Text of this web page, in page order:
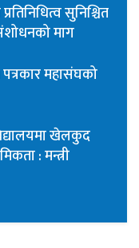
सुनिश्चित
माग
महासंघको
खेलकुद
: मन्त्री